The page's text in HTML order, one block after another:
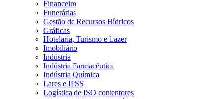
Financeiro
Funerárias
Gestão de Recursos Hídricos
Gráficas
Hotelaria, Turismo e Lazer
Imobiliário
Indústria
Indústria Farmacêutica
Indústria Química
Lares e IPSS
Logística de ISO contentores